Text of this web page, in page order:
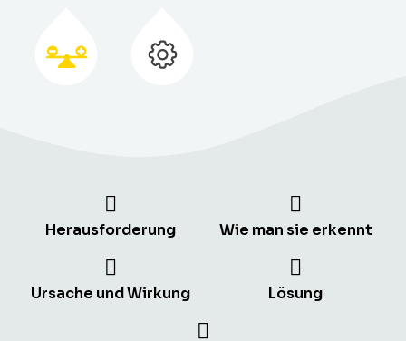
Herausforderung Wie man sie erkennt
Ursache und Wirkung Lösung